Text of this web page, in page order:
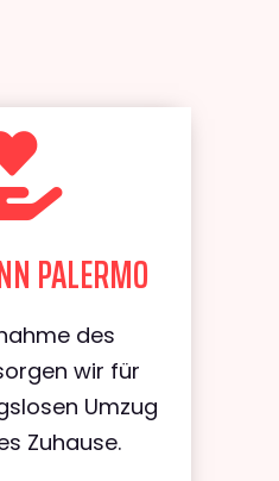
PALERMO
des
wir für
Umzug
Zuhause.